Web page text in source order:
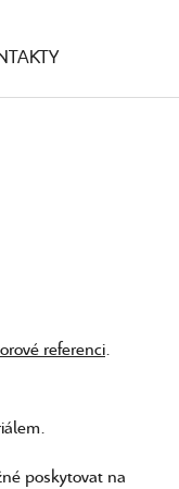
referenci.
poskytovat na